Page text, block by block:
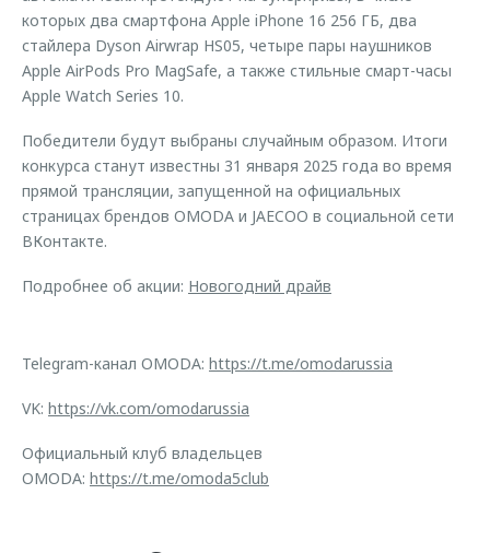
которых два смартфона Apple iPhone 16 256 ГБ, два
стайлера Dyson Airwrap HS05, четыре пары наушников
Apple AirPods Pro MagSafe, а также стильные смарт-часы
Apple Watch Series 10.
Победители будут выбраны случайным образом. Итоги
конкурса станут известны 31 января 2025 года во время
прямой трансляции, запущенной на официальных
страницах брендов OMODA и JAECOO в социальной сети
ВКонтакте.
Подробнее об акции: Новогодний драйв
Telegram-канал OMODA: https://t.me/omodarussia
VK: https://vk.com/omodarussia
Официальный клуб владельцев
OMODA: https://t.me/omoda5club